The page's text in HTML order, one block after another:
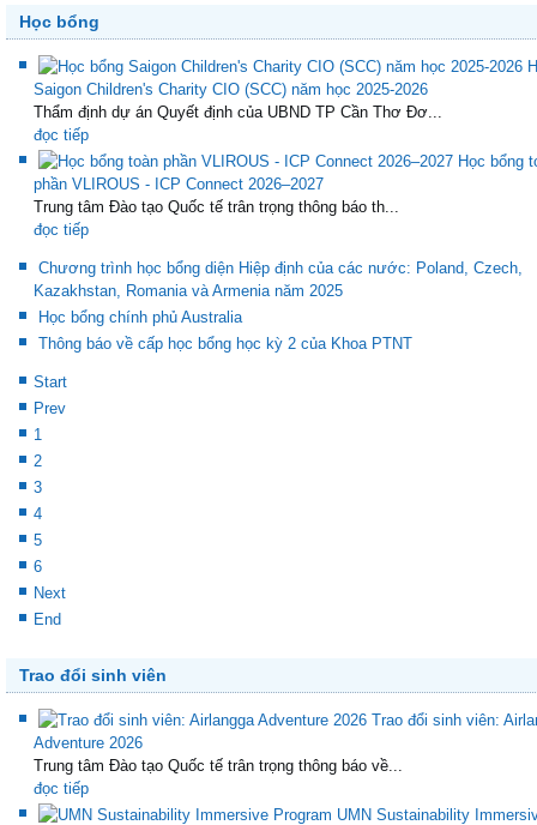
Học bổng
Saigon Children's Charity CIO (SCC) năm học 2025-2026
Thẩm định dự án Quyết định của UBND TP Cần Thơ Đơ...
đọc tiếp
Học bổng
phần VLIROUS - ICP Connect 2026–2027
Trung tâm Đào tạo Quốc tế trân trọng thông báo th...
đọc tiếp
Chương trình học bổng diện Hiệp định của các nước: Poland, Czech,
Kazakhstan, Romania và Armenia năm 2025
Học bổng chính phủ Australia
Thông báo về cấp học bổng học kỳ 2 của Khoa PTNT
Start
Prev
1
2
3
4
5
6
Next
End
Trao đổi sinh viên
Trao đổi sinh viên:
Adventure 2026
Trung tâm Đào tạo Quốc tế trân trọng thông báo về...
đọc tiếp
UMN Sustainability